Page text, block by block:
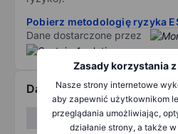
Zasady korzystania
Nasze strony internetowe
aby zapewnić użytkownikom
przeglądania umożliwiając,
działanie strony, a także
Pobierz metodologię ryzyka
Dane dostarczone przez
Dane finansowe